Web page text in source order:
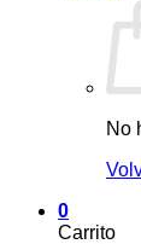
No
0
Carrito